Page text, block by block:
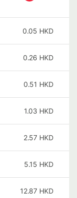
0.05 HKD
0.26 HKD
0.51 HKD
1.03 HKD
2.57 HKD
5.15 HKD
12.87 HKD